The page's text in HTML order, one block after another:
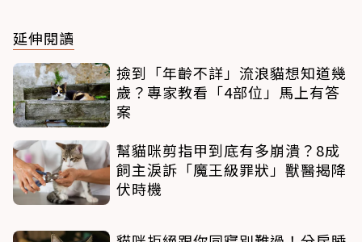
延伸閱讀
撿到「年齡不詳」流浪貓想知道幾
歲？專家教看「4部位」馬上有答
案
幫貓咪剪指甲到底有多崩潰？8成
飼主淚訴「魔王級罪狀」獸醫揭降
伏時機